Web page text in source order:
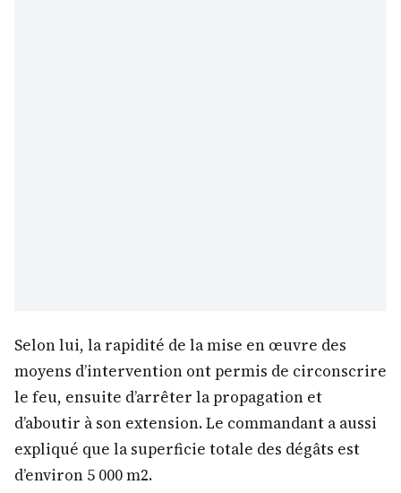
Selon lui, la rapidité de la mise en œuvre des
moyens d’intervention ont permis de circonscrire
le feu, ensuite d’arrêter la propagation et
d’aboutir à son extension. Le commandant a aussi
expliqué que la superficie totale des dégâts est
d’environ 5 000 m2.